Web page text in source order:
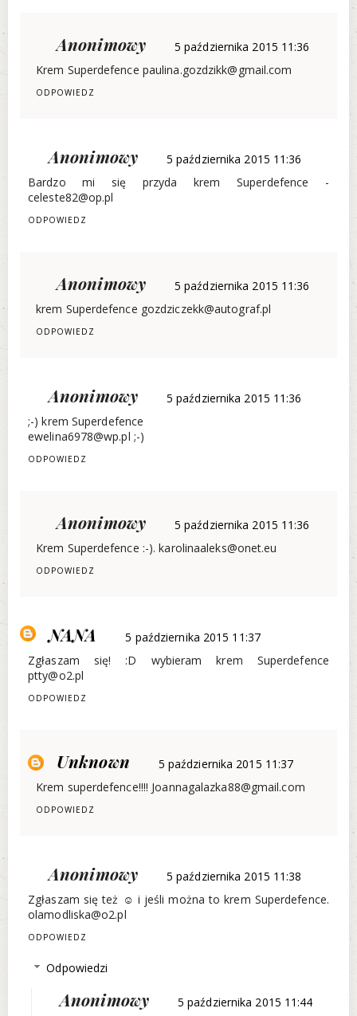
Anonimowy
5 października 2015 11:36
Krem Superdefence paulina.gozdzikk@gmail.com
ODPOWIEDZ
Anonimowy
5 października 2015 11:36
Bardzo mi się przyda krem Superdefence -
celeste82@op.pl
ODPOWIEDZ
Anonimowy
5 października 2015 11:36
krem Superdefence gozdziczekk@autograf.pl
ODPOWIEDZ
Anonimowy
5 października 2015 11:36
;-) krem Superdefence
ewelina6978@wp.pl ;-)
ODPOWIEDZ
Anonimowy
5 października 2015 11:36
Krem Superdefence :-). karolinaaleks@onet.eu
ODPOWIEDZ
NANA
5 października 2015 11:37
Zgłaszam się! :D wybieram krem Superdefence
ptty@o2.pl
ODPOWIEDZ
Unknown
5 października 2015 11:37
Krem superdefence!!!! Joannagalazka88@gmail.com
ODPOWIEDZ
Anonimowy
5 października 2015 11:38
Zgłaszam się też ☺ i jeśli można to krem Superdefence.
olamodliska@o2.pl
ODPOWIEDZ
Odpowiedzi
Anonimowy
5 października 2015 11:44